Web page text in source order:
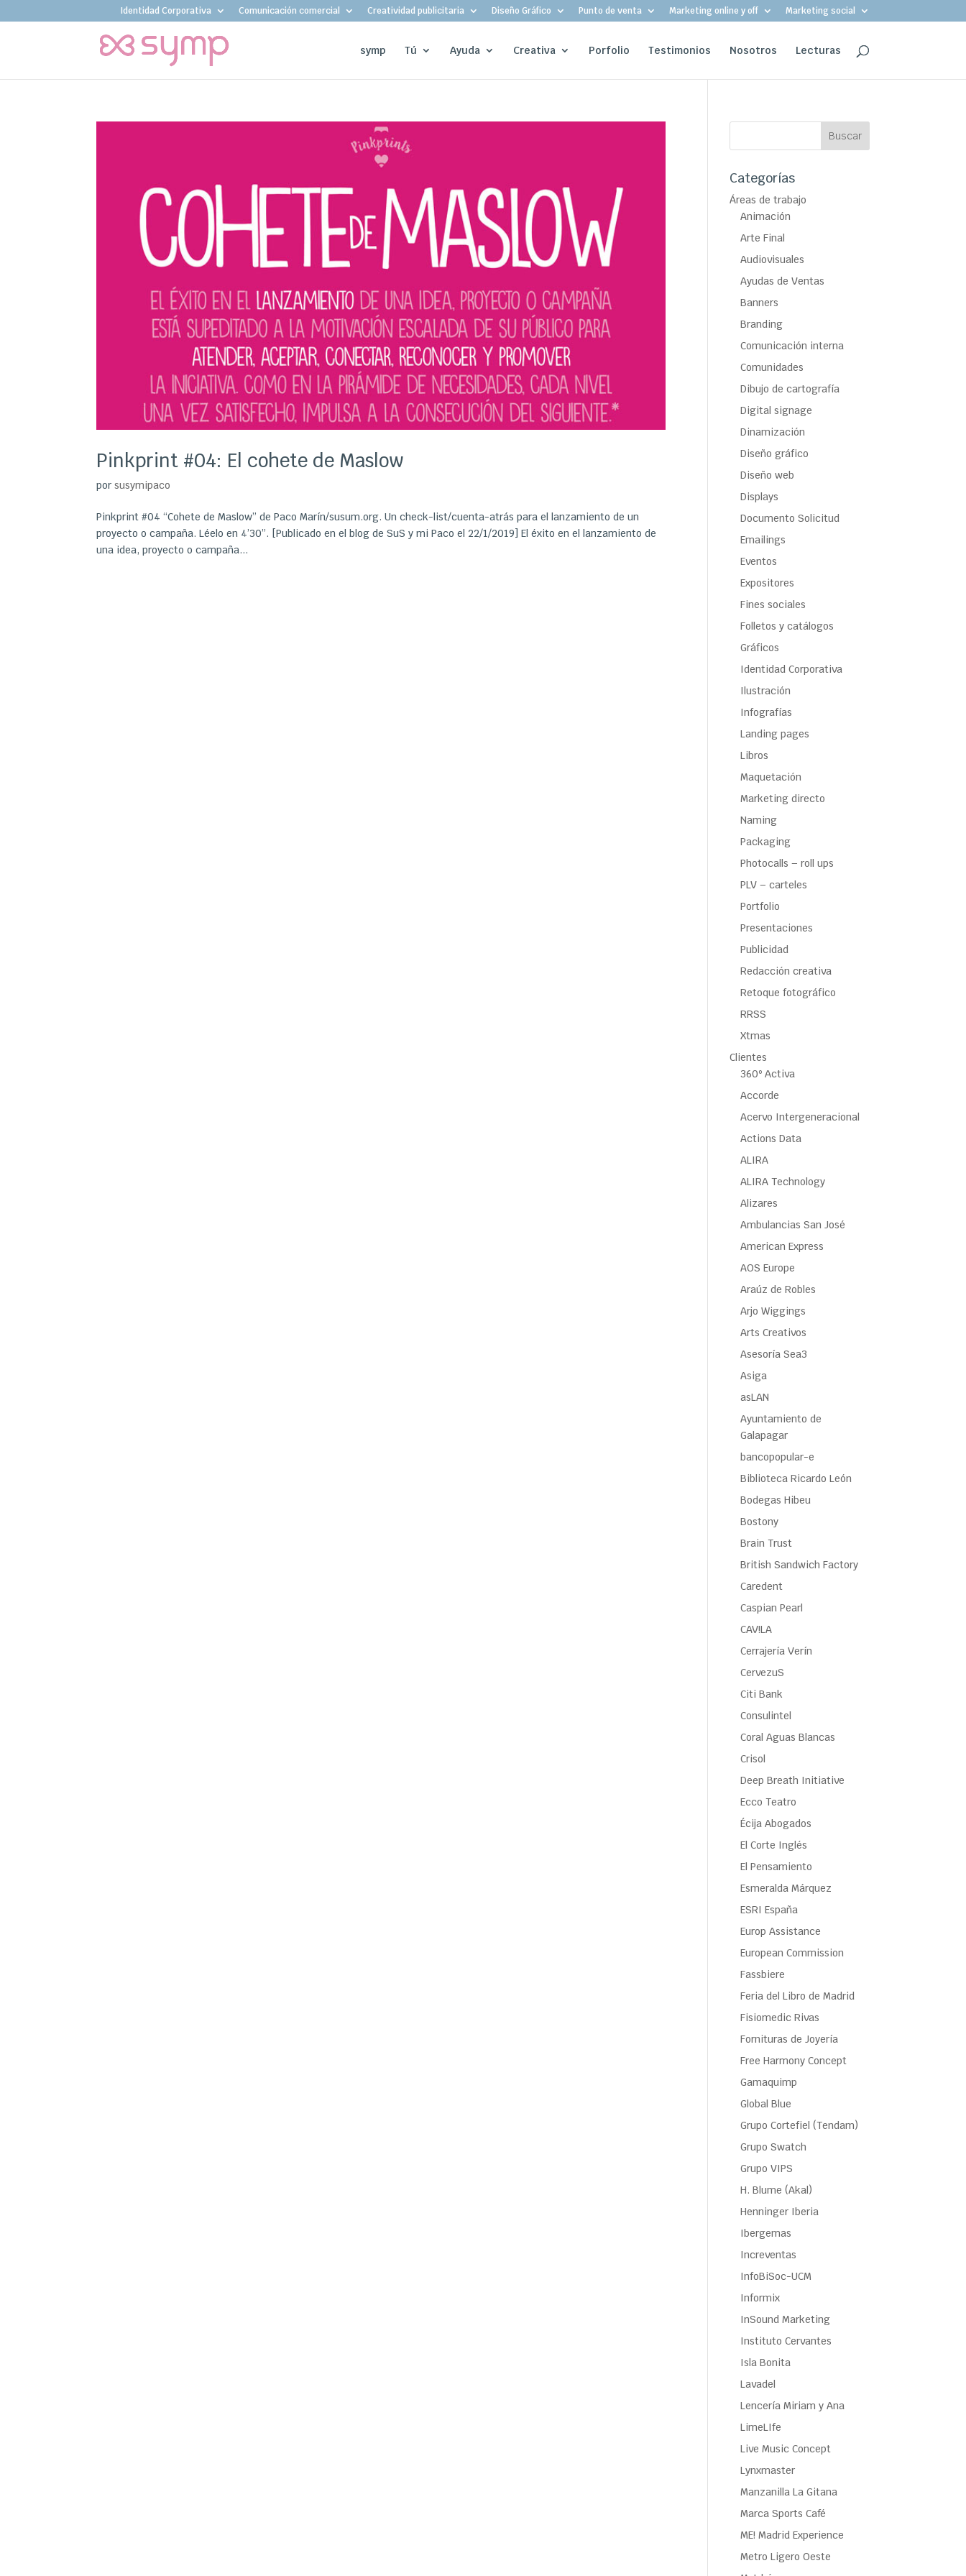
Identidad Corporativa Comunicación comercial Creatividad publicitaria Diseño Gráfico Punto de venta Marketing online y off Marketing social
symp Tú Ayuda Creativa Porfolio Testimonios Nosotros Lecturas
Pinkprint #04: El cohete de Maslow
porsusymipaco
Pinkprint #04 “Cohete de Maslow” de Paco Marín/susum.org. Un check-list/cuenta-atrás para el lanzamiento de un
proyecto o campaña. Léelo en 4’30”. [Publicado en el blog de SuS y mi Paco el 22/1/2019] El éxito en el lanzamiento de
una idea, proyecto o campaña...
Categorías
Áreas de trabajo
Animación
Arte Final
Audiovisuales
Ayudas de Ventas
Banners
Branding
Comunicación interna
Comunidades
Dibujo de cartografía
Digital signage
Dinamización
Diseño gráfico
Diseño web
Displays
Documento Solicitud
Emailings
Eventos
Expositores
Fines sociales
Folletos y catálogos
Gráficos
Identidad Corporativa
Ilustración
Infografías
Landing pages
Libros
Maquetación
Marketing directo
Naming
Packaging
Photocalls – roll ups
PLV – carteles
Portfolio
Presentaciones
Publicidad
Redacción creativa
Retoque fotográfico
RRSS
Xtmas
Clientes
360º Activa
Accorde
Acervo Intergeneracional
Actions Data
ALIRA
ALIRA Technology
Alizares
Ambulancias San José
American Express
AOS Europe
Araúz de Robles
Arjo Wiggings
Arts Creativos
Asesoría Sea3
Asiga
asLAN
Ayuntamiento de
Galapagar
bancopopular-e
Biblioteca Ricardo León
Bodegas Hibeu
Bostony
Brain Trust
British Sandwich Factory
Caredent
Caspian Pearl
CAV!LA
Cerrajería Verín
CervezuS
Citi Bank
Consulintel
Coral Aguas Blancas
Crisol
Deep Breath Initiative
Ecco Teatro
Écija Abogados
El Corte Inglés
El Pensamiento
Esmeralda Márquez
ESRI España
Europ Assistance
European Commission
Fassbiere
Feria del Libro de Madrid
Fisiomedic Rivas
Fornituras de Joyería
Free Harmony Concept
Gamaquimp
Global Blue
Grupo Cortefiel (Tendam)
Grupo Swatch
Grupo VIPS
H. Blume (Akal)
Henninger Iberia
Ibergemas
Increventas
InfoBiSoc-UCM
Informix
InSound Marketing
Instituto Cervantes
Isla Bonita
Lavadel
Lencería Miriam y Ana
LimeLIfe
Live Music Concept
Lynxmaster
Manzanilla La Gitana
Marca Sports Café
ME! Madrid Experience
Metro Ligero Oeste